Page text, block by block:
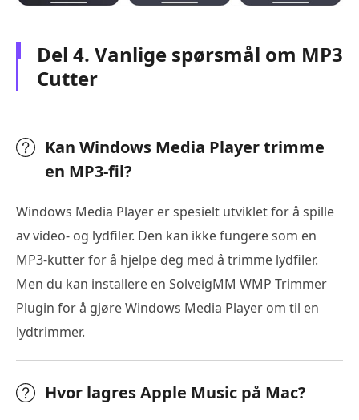
Del 4. Vanlige spørsmål om MP3
Cutter
Kan Windows Media Player trimme
en MP3-fil?
Windows Media Player er spesielt utviklet for å spille
av video- og lydfiler. Den kan ikke fungere som en
MP3-kutter for å hjelpe deg med å trimme lydfiler.
Men du kan installere en SolveigMM WMP Trimmer
Plugin for å gjøre Windows Media Player om til en
lydtrimmer.
Hvor lagres Apple Music på Mac?